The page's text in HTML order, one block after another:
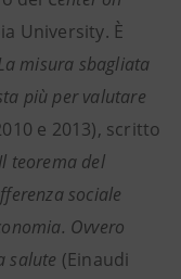
University. È
misura sbagliata
più per valutare
e 2013), scritto
Il teorema del
sociale
Ovvero
salute (Einaudi